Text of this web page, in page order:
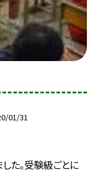
01/31
た。受験級ごとに